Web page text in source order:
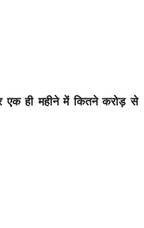
ही महीने में कितने करोड़ से